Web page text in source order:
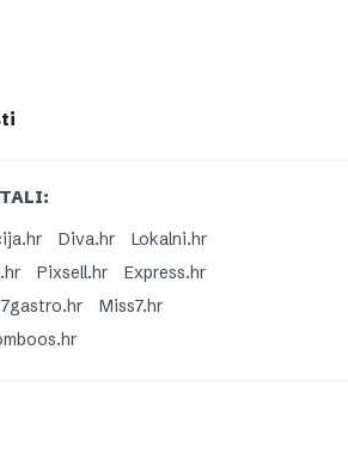
Diva.hr
Lokalni.hr
Pixsell.hr
Express.hr
Miss7.hr